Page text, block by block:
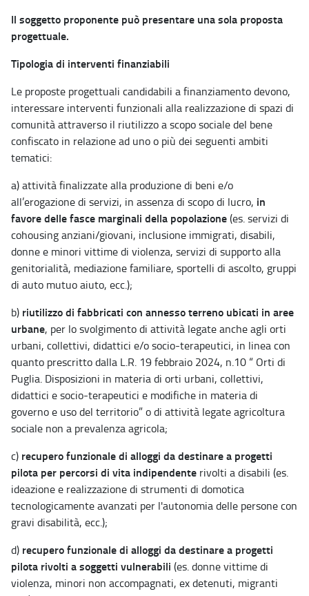
Il soggetto proponente può presentare una sola proposta
progettuale.
Tipologia di interventi finanziabili
Le proposte progettuali candidabili a finanziamento devono,
interessare interventi funzionali alla realizzazione di spazi di
comunità attraverso il riutilizzo a scopo sociale del bene
confiscato in relazione ad uno o più dei seguenti ambiti
tematici:
a) attività finalizzate alla produzione di beni e/o
all’erogazione di servizi, in assenza di scopo di lucro, in
favore delle fasce marginali della popolazione(es. servizi di
cohousing anziani/giovani, inclusione immigrati, disabili,
donne e minori vittime di violenza, servizi di supporto alla
genitorialità, mediazione familiare, sportelli di ascolto, gruppi
di auto mutuo aiuto, ecc.);
b) riutilizzo di fabbricati con annesso terreno ubicati in aree
urbane, per lo svolgimento di attività legate anche agli orti
urbani, collettivi, didattici e/o socio-terapeutici, in linea con
quanto prescritto dalla L.R. 19 febbraio 2024, n.10 “ Orti di
Puglia. Disposizioni in materia di orti urbani, collettivi,
didattici e socio-terapeutici e modifiche in materia di
governo e uso del territorio” o di attività legate agricoltura
sociale non a prevalenza agricola;
c) recupero funzionale di alloggi da destinare a progetti
pilota per percorsi di vita indipendente rivolti a disabili (es.
ideazione e realizzazione di strumenti di domotica
tecnologicamente avanzati per l'autonomia delle persone con
gravi disabilità, ecc.);
d) recupero funzionale di alloggi da destinare a progetti
pilota rivolti a soggetti vulnerabili (es. donne vittime di
violenza, minori non accompagnati, ex detenuti, migranti